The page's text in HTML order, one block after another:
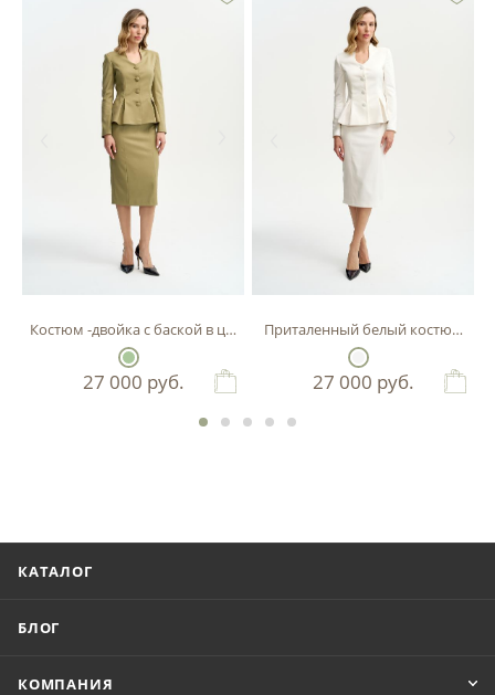
Костюм -двойка с баской в цвете фисташка
27 000 руб.
Приталенный белый костюм-
27 000 руб.
КАТАЛОГ
БЛОГ
КОМПАНИЯ